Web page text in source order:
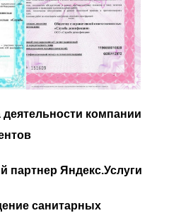
компании
партнер Яндекс.Услуги
санитарных